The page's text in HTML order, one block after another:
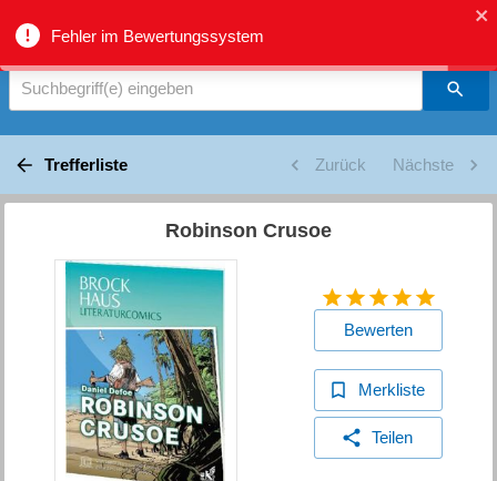
Fehler im Bewertungssystem
biblio.gr - Suche
Suchbegriff(e) eingeben
Trefferliste Zurück Nächste
Robinson Crusoe
Bewerten
Merkliste
Teilen